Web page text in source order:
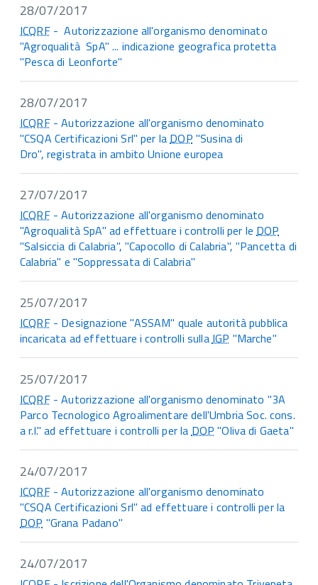
28/07/2017
ICQRF- Autorizzazione all'organismo denominato
"Agroqualità SpA" ... indicazione geografica protetta
"Pesca di Leonforte"
28/07/2017
ICQRF- Autorizzazione all'organismo denominato
"CSQA Certificazioni Srl" per laDOP "Susina di
Dro", registrata in ambito Unione europea
27/07/2017
ICQRF- Autorizzazione all'organismo denominato
"Agroqualità SpA" ad effettuare i controlli per leDOP
"Salsiccia di Calabria", "Capocollo di Calabria", "Pancetta di
Calabria" e "Soppressata di Calabria"
25/07/2017
ICQRF- Designazione "ASSAM" quale autorità pubblica
incaricata ad effettuare i controlli sullaIGP "Marche"
25/07/2017
ICQRF- Autorizzazione all'organismo denominato "3A
Parco Tecnologico Agroalimentare dell'Umbria Soc. cons.
a r.l." ad effettuare i controlli per laDOP "Oliva di Gaeta"
24/07/2017
ICQRF- Autorizzazione all'organismo denominato
"CSQA Certificazioni Srl" ad effettuare i controlli per la
DOP "Grana Padano"
24/07/2017